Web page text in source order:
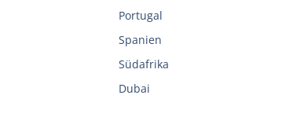
Portugal
Spanien
Südafrika
Dubai